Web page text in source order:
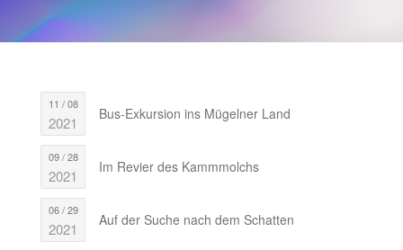
11 / 08
2021 Bus-Exkursion ins Mügelner Land
09 / 28
2021 Im Revier des Kammmolchs
06 / 29
2021 Auf der Suche nach dem Schatten